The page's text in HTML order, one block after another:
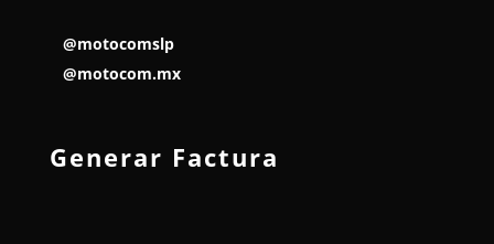
@motocomslp
@motocom.mx
Generar Factura